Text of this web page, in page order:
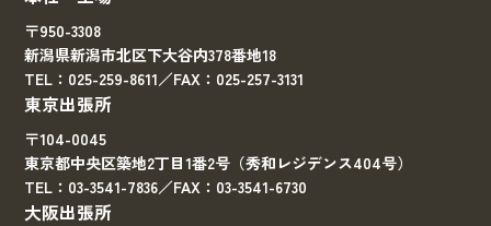
〒950-3308
新潟県新潟市北区下大谷内378番地18
TEL：025-259-8611／FAX：025-257-3131
東京出張所
〒104-0045
東京都中央区築地2丁目1番2号（秀和レジデンス404号）
TEL：03-3541-7836／FAX：03-3541-6730
大阪出張所